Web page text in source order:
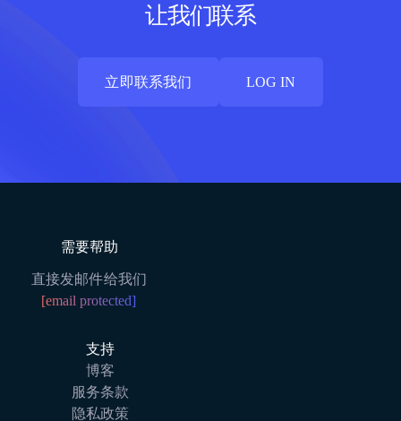
让我们联系
立即联系我们
LOG IN
需要帮助
直接发邮件给我们
[email protected]
支持
博客
服务条款
隐私政策